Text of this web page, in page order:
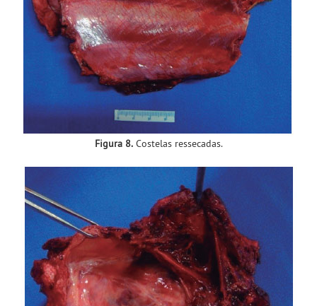
Figura 8.Costelas ressecadas.